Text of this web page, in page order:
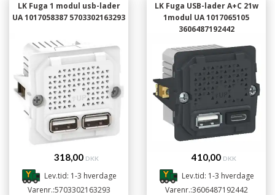
LK Fuga 1 modul usb-lader
UA 1017058387 5703302163293
318,00 DKK
Lev.tid: 1-3 hverdage
Varenr.:5703302163293
LK Fuga USB-lader A+C 21w
1modul UA 1017065105
3606487192442
410,00 DKK
Lev.tid: 1-3 hverdage
Varenr.:3606487192442